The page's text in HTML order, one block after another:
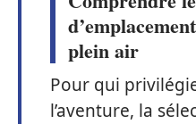
plein air
Pour qui
l’aventure, la